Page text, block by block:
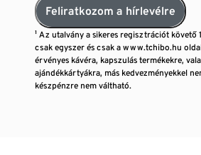
Feliratkozom a hírlevélre
¹ Az utalvány a sikeres regisztrációt követő
csak egyszer és csak a www.tchibo.hu
érvényes kávéra, kapszulás termékekre,
ajándékkártyákra, más kedvezményekkel
készpénzre nem váltható.